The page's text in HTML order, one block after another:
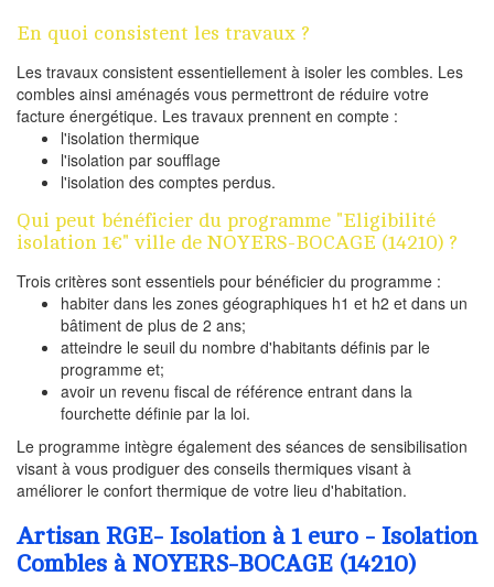
En quoi consistent les travaux ?
Les travaux consistent essentiellement à isoler les combles. Les
combles ainsi aménagés vous permettront de réduire votre
facture énergétique. Les travaux prennent en compte :
l'isolation thermique
l'isolation par soufflage
l'isolation des comptes perdus.
Qui peut bénéficier du programme "Eligibilité
isolation 1€" ville de NOYERS-BOCAGE (14210) ?
Trois critères sont essentiels pour bénéficier du programme :
habiter dans les zones géographiques h1 et h2 et dans un
bâtiment de plus de 2 ans;
atteindre le seuil du nombre d'habitants définis par le
programme et;
avoir un revenu fiscal de référence entrant dans la
fourchette définie par la loi.
Le programme intègre également des séances de sensibilisation
visant à vous prodiguer des conseils thermiques visant à
améliorer le confort thermique de votre lieu d'habitation.
Artisan RGE- Isolation à 1 euro - Isolation
Combles à NOYERS-BOCAGE (14210)